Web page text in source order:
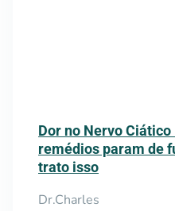
Dor no Nervo
remédios param de
trato isso
Dr.Charles